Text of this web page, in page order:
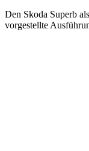
Den Skoda Superb
vorgestellte